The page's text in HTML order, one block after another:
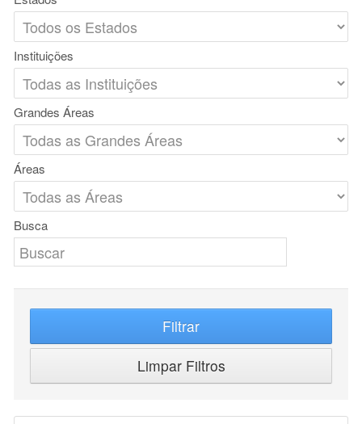
Instituições
Grandes Áreas
Áreas
Busca
Filtrar
Limpar Filtros